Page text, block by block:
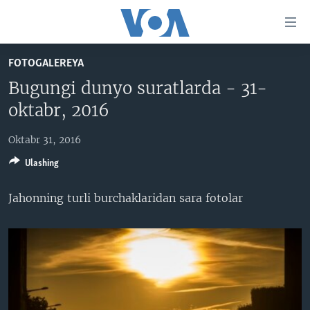
boring
Boshiga
Qidiruvga
o'ting
AMERIKA
MARKAZIY OSIYO
XALQARO
MULTIMEDIA
XALQARO HAYOT
VASHINGTON CHOYXONASI
MOBIL-SALOM!
FACEBOOK
YOUTUBE
INSTAGRAM
INGLIZ TILI DARSLARI
EDITORIAL
FOTOGALEREYA
Bugungi dunyo suratlarda - 31-
oktabr, 2016
Oktabr 31, 2016
Jahonning turli burchaklaridan sara fotolar
Ulashing